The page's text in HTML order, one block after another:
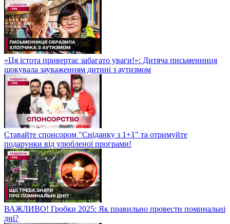
«Ця істота привертає забагато уваги!»: Дитяча письменниця
шокувала зауваженням дитині з аутизмом
Ставайте спонсором "Сніданку з 1+1" та отримуйте
подарунки від улюбленої програми!
ВАЖЛИВО! Гробки 2025: Як правильно провести поминальні
дні?